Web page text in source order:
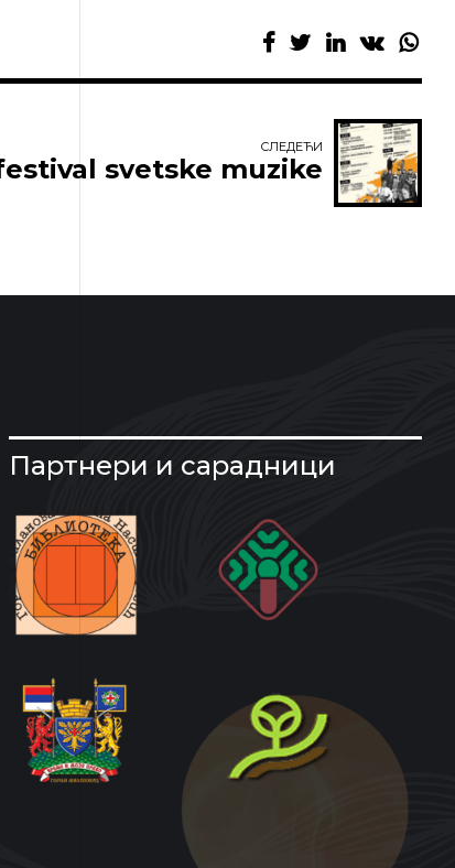
СЛЕДЕЋИ
svetske muzike
Партнери и сарадници